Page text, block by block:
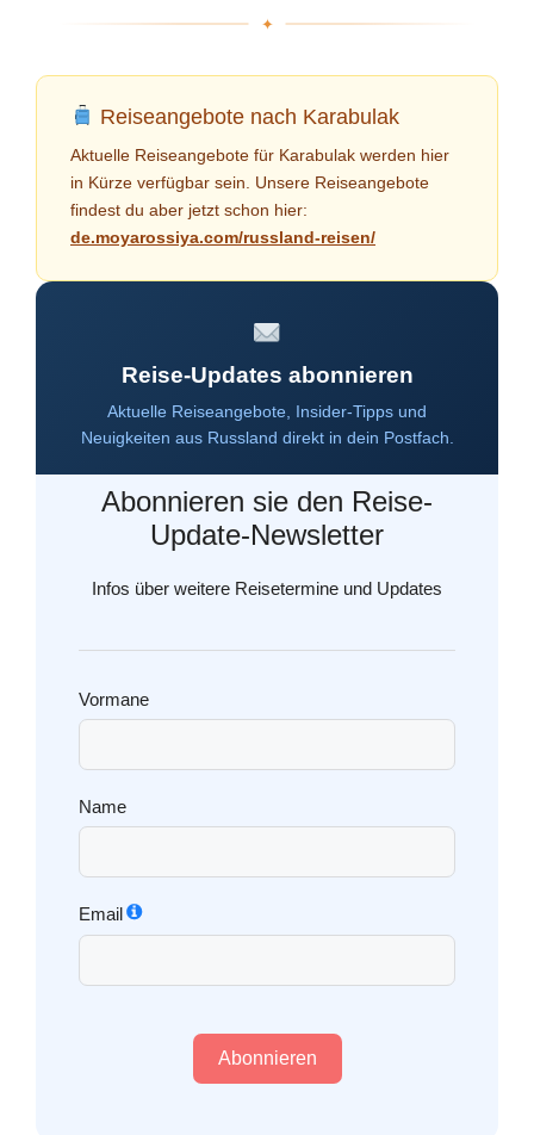
Reiseangebote nach Karabulak
Aktuelle Reiseangebote für Karabulak werden hier
in Kürze verfügbar sein. Unsere Reiseangebote
findest du aber jetzt schon hier:
de.moyarossiya.com/russland-reisen/
Reise-Updates abonnieren
Aktuelle Reiseangebote, Insider-Tipps und
Neuigkeiten aus Russland direkt in dein Postfach.
Abonnieren sie den Reise-
Update-Newsletter
Infos über weitere Reisetermine und Updates
Vormane
Name
Email
Abonnieren